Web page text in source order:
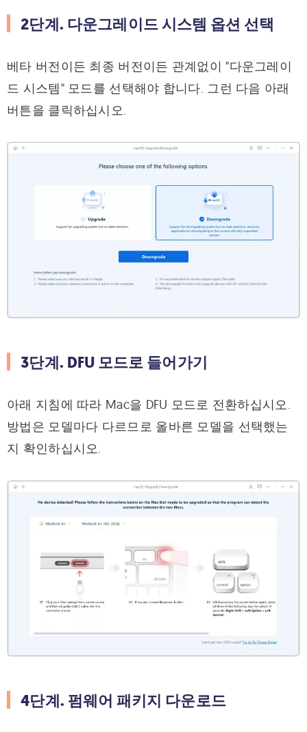
2단계. 다운그레이드 시스템 옵션 선택
베타 버전이든 최종 버전이든 관계없이 "다운그레이
드 시스템" 모드를 선택해야 합니다. 그런 다음 아래
버튼을 클릭하십시오.
3단계. DFU 모드로 들어가기
아래 지침에 따라 Mac을 DFU 모드로 전환하십시오.
방법은 모델마다 다르므로 올바른 모델을 선택했는
지 확인하십시오.
4단계. 펌웨어 패키지 다운로드